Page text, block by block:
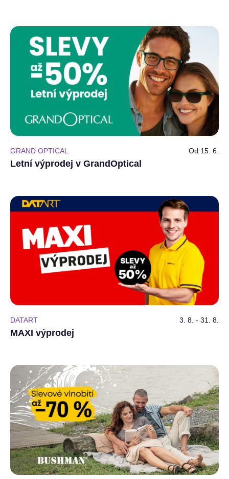
GRAND OPTICAL Od 15. 6.
Letní výprodej v GrandOptical
DATART 3. 8. - 31. 8.
MAXI výprodej